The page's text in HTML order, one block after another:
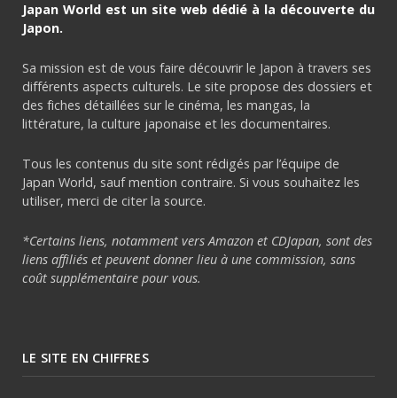
Japan World est un site web dédié à la découverte du
Japon.
Sa mission est de vous faire découvrir le Japon à travers ses
différents aspects culturels. Le site propose des dossiers et
des fiches détaillées sur le cinéma, les mangas, la
littérature, la culture japonaise et les documentaires.
Tous les contenus du site sont rédigés par l’équipe de
Japan World, sauf mention contraire. Si vous souhaitez les
utiliser, merci de citer la source.
*Certains liens, notamment vers Amazon et CDJapan, sont des
liens affiliés et peuvent donner lieu à une commission, sans
coût supplémentaire pour vous.
LE SITE EN CHIFFRES